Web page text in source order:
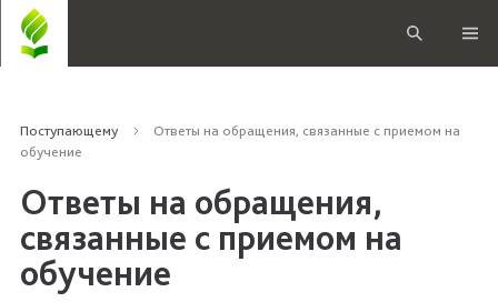
Поступающему
Ответы на обращения, связанные с приемом на
обучение
Ответы на обращения,
связанные с приемом на
обучение